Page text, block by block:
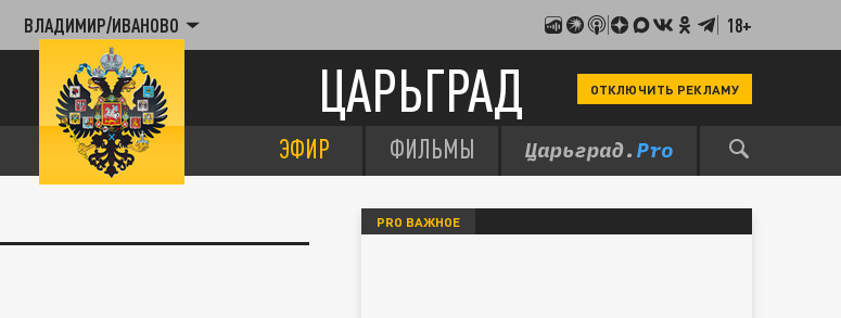
ВЛАДИМИР/ИВАНОВО 18+
ЦАРЬГРАД ОТКЛЮЧИТЬ РЕКЛАМУ
ЭФИР ФИЛЬМЫ
PRO ВАЖНОЕ